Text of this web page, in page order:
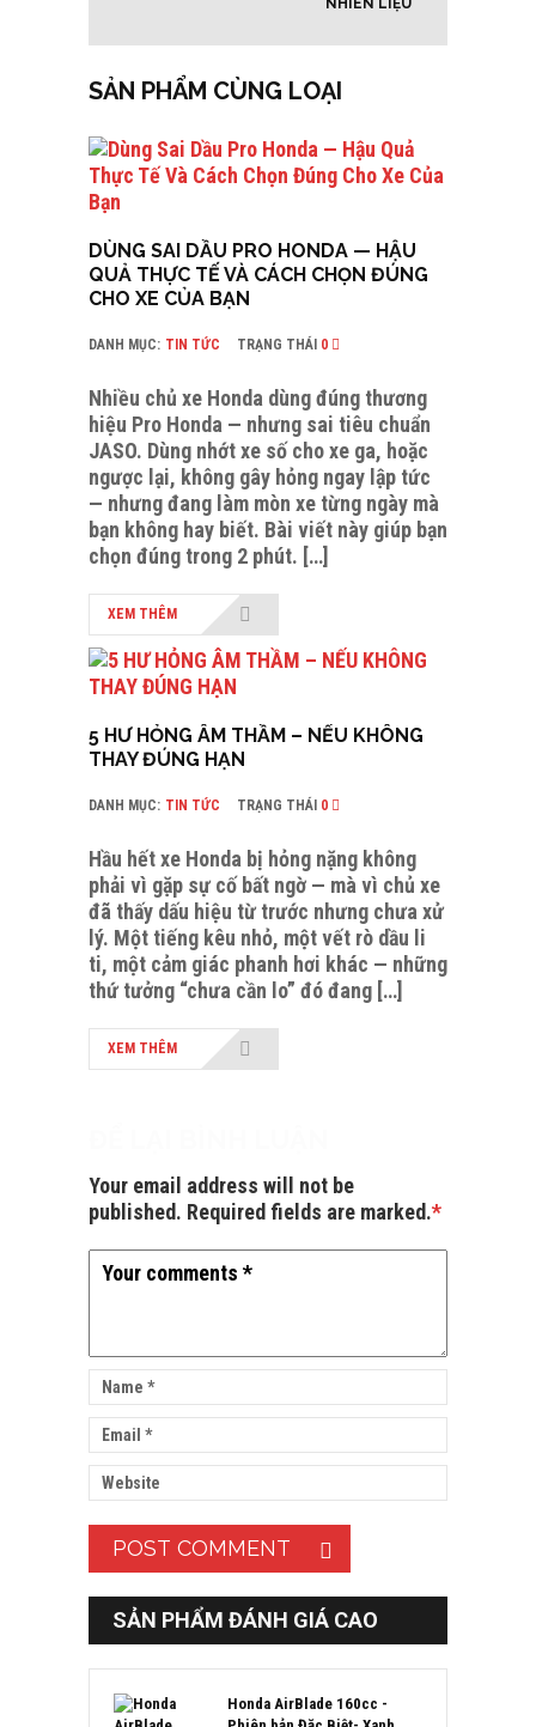
NHIÊN LIỆU
SẢN PHẨM CÙNG LOẠI
DÙNG SAI DẦU PRO HONDA — HẬU
QUẢ THỰC TẾ VÀ CÁCH CHỌN ĐÚNG
CHO XE CỦA BẠN
DANH MỤC: TIN TỨC TRẠNG THÁI 0
Nhiều chủ xe Honda dùng đúng thương
hiệu Pro Honda — nhưng sai tiêu chuẩn
JASO. Dùng nhớt xe số cho xe ga, hoặc
ngược lại, không gây hỏng ngay lập tức
— nhưng đang làm mòn xe từng ngày mà
bạn không hay biết. Bài viết này giúp bạn
chọn đúng trong 2 phút. […]
XEM THÊM
5 HƯ HỎNG ÂM THẦM – NẾU KHÔNG
THAY ĐÚNG HẠN
DANH MỤC: TIN TỨC TRẠNG THÁI 0
Hầu hết xe Honda bị hỏng nặng không
phải vì gặp sự cố bất ngờ — mà vì chủ xe
đã thấy dấu hiệu từ trước nhưng chưa xử
lý. Một tiếng kêu nhỏ, một vết rò dầu li
ti, một cảm giác phanh hơi khác — những
thứ tưởng “chưa cần lo” đó đang […]
XEM THÊM
Your email address will not be
published. Required fields are marked.*
SẢN PHẨM ĐÁNH GIÁ CAO
Honda AirBlade 160cc -